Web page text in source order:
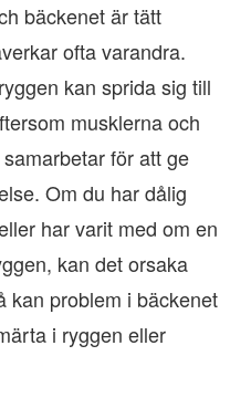
bäckenet är tätt
ofta varandra.
kan sprida sig till
musklerna och
för att ge
Om du har dålig
har varit med om en
kan det orsaka
kan problem i bäckenet
i ryggen eller